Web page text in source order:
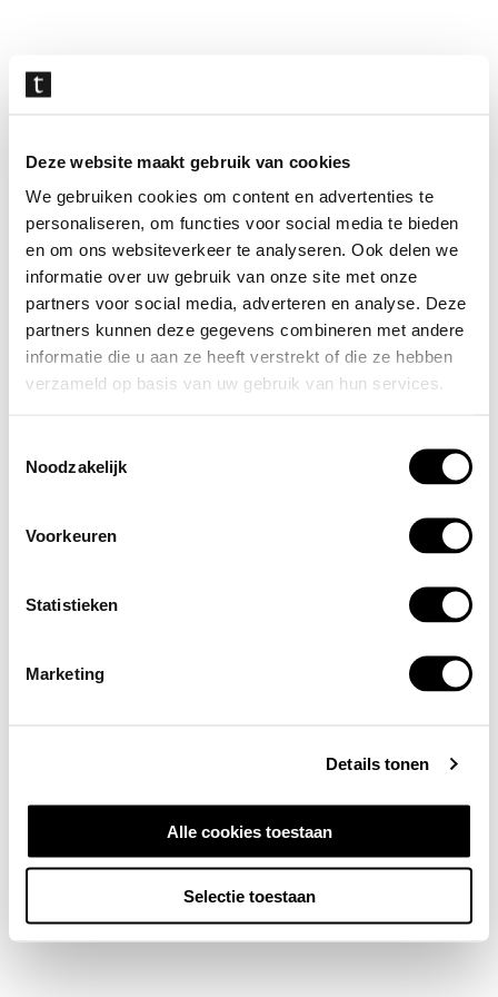
Deze website maakt gebruik van cookies
We gebruiken cookies om content en advertenties te
personaliseren, om functies voor social media te bieden
en om ons websiteverkeer te analyseren. Ook delen we
informatie over uw gebruik van onze site met onze
partners voor social media, adverteren en analyse. Deze
partners kunnen deze gegevens combineren met andere
informatie die u aan ze heeft verstrekt of die ze hebben
verzameld op basis van uw gebruik van hun services.
Noodzakelijk
Voorkeuren
Statistieken
Marketing
Details tonen
Alle cookies toestaan
Selectie toestaan
overslaan